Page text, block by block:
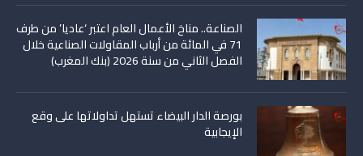
الصناعة.. مناخ الأعمال العام اعتبر ‘عاديا’ من طرف
71 في المائة من أرباب المقاولات الصناعية خلال
الفصل الثاني من سنة 2026 (بنك المغرب)
بورصة الدار البيضاء تستهل تداولاتها على وقع
الإيجابية